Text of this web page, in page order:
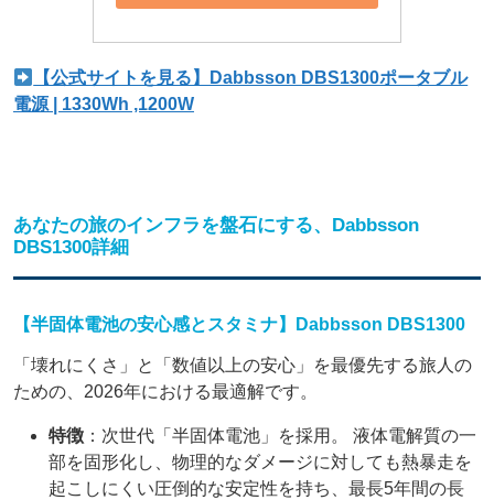
【公式サイトを見る】Dabbsson DBS1300ポータブル
電源 | 1330Wh ,1200W
あなたの旅のインフラを盤石にする、Dabbsson
DBS1300詳細
【半固体電池の安心感とスタミナ】Dabbsson DBS1300
「壊れにくさ」と「数値以上の安心」を最優先する旅人の
ための、2026年における最適解です。
特徴 ：次世代「半固体電池」を採用。 液体電解質の一
部を固形化し、物理的なダメージに対しても熱暴走を
起こしにくい圧倒的な安定性を持ち、最長5年間の長